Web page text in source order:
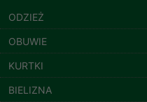
ODZIEŻ
OBUWIE
KURTKI
BIELIZNA
Spodnie damskie
jeansy Roz 29-36, 1
Kolor Paczka 10 szt
szczegóły